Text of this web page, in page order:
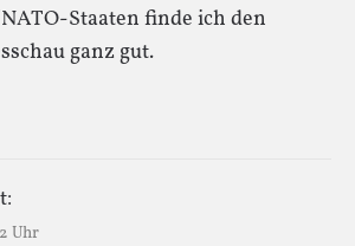
Staaten finde ich den
ganz gut.
Uhr